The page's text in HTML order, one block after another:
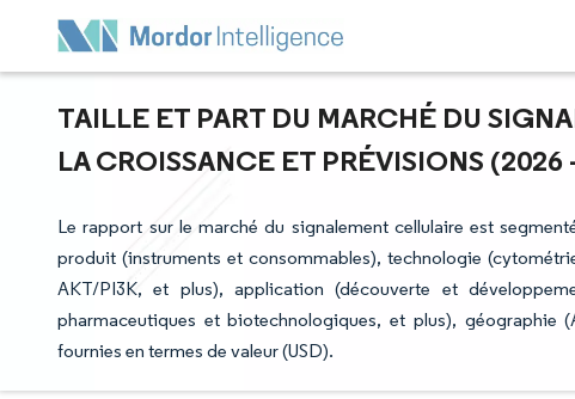
TAILLE ET PART DU MARCHÉ DU
LA CROISSANCE ET PRÉVISIONS (2026
Le rapport sur le marché du signalement cellulaire est
produit (instruments et consommables), technologie
AKT/PI3K, et plus), application (découverte et
pharmaceutiques et biotechnologiques, et plus),
fournies en termes de valeur (USD).